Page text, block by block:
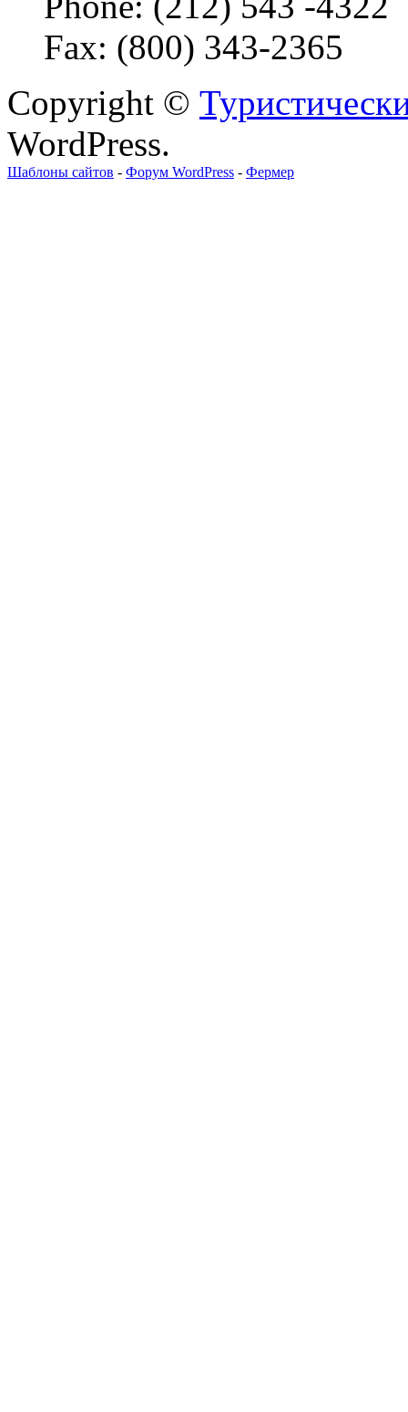
Fax: (800) 343-2365
Copyright ©
WordPress.
Шаблоны сайтов - Форум WordPress - Фермер